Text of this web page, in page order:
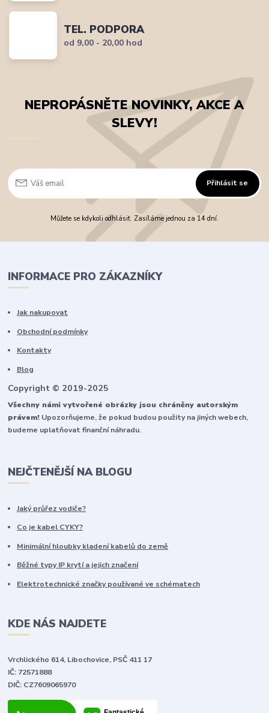
TEL. PODPORA
od 9,00 - 20,00 hod
NEPROPÁSNĚTE NOVINKY, AKCE A
SLEVY!
Přihlásit se
Můžete se kdykoli odhlásit. Zasíláme jednou za 14 dní.
INFORMACE PRO ZÁKAZNÍKY
Jak nakupovat
Obchodní podmínky
Kontakty
Blog
Copyright © 2019-2025
Všechny námi vytvořené obrázky jsou chráněny autorským
právem! Upozorňujeme, že pokud budou použity na jiných webech,
budeme uplatňovat finanční náhradu.
NEJČTENĚJŠÍ NA BLOGU
Jaký průřez vodiče?
Co je kabel CYKY?
Minimální hloubky kladení kabelů do země
Běžné typy IP krytí a jejich značení
Elektrotechnické značky používané ve schématech
KDE NÁS NAJDETE
Vrchlického 614, Libochovice, PSČ 411 17
IČ: 72571888
DIČ: CZ7609065970